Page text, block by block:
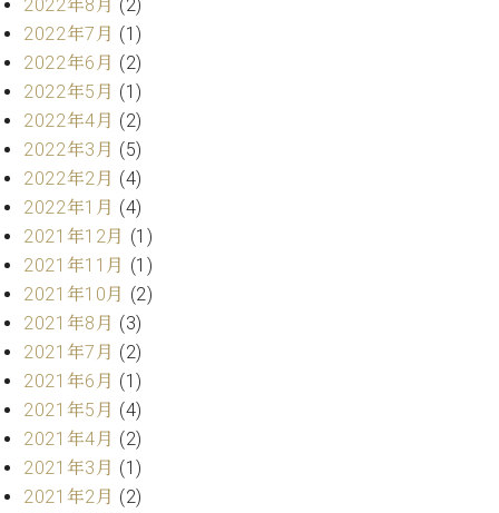
ベ
ヒ
シ
ュ
イ
ン
レ
ジ
デ
ン
ス
ア
ッ
プ
ラ
イ
ピ
ア
ノ
ジオ
空き
状況
動
画
録
サ
ー
ビ
ス
教
室
ピ
ア
ノ
コ
ン
2022年8月 (2)
2022年7月 (1)
2022年6月 (2)
2022年5月 (1)
2022年4月 (2)
2022年3月 (5)
2022年2月 (4)
2022年1月 (4)
2021年12月 (1)
2021年11月 (1)
2021年10月 (2)
2021年8月 (3)
2021年7月 (2)
2021年6月 (1)
2021年5月 (4)
2021年4月 (2)
2021年3月 (1)
2021年2月 (2)